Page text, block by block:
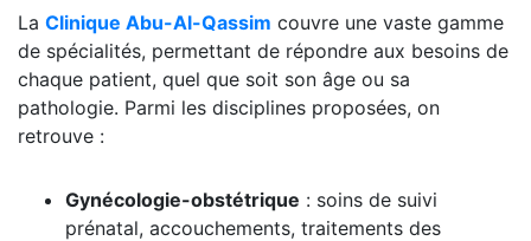
La Clinique Abu-Al-Qassim couvre une vaste gamme
de spécialités, permettant de répondre aux besoins de
chaque patient, quel que soit son âge ou sa
pathologie. Parmi les disciplines proposées, on
retrouve :
Gynécologie-obstétrique : soins de suivi
prénatal, accouchements, traitements des